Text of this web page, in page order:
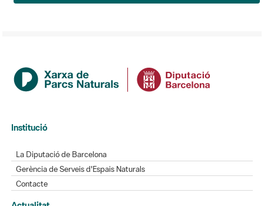
Institució
La Diputació de Barcelona
Gerència de Serveis d'Espais Naturals
Contacte